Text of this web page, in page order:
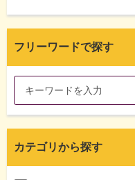
フリーワードで探す
カテゴリから探す